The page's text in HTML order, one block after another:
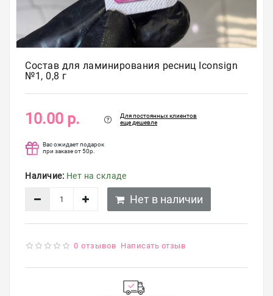
Подарочные
Подарочная
упаковка
Распродажа
Состав для ламинирования ресниц Iconsign
№1, 0,8 г
10.00 р.
Для постоянных клиентов
еще дешевле
Вас ожидает подарок
при заказе от 50р.
Наличие: Нет на складе
Нет в наличии
0 отзывов Написать отзыв